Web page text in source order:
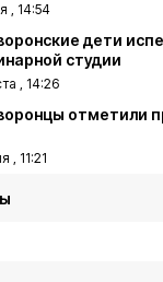
, 14:54
дети
студии
, 14:26
отметили
, 11:21